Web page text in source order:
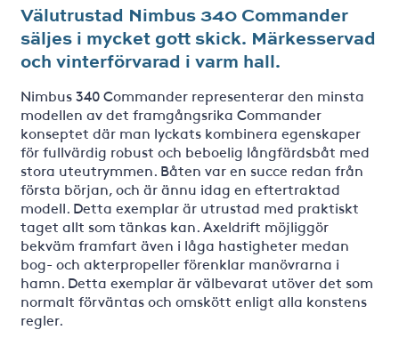
Välutrustad Nimbus 340 Commander
säljes i mycket gott skick. Märkesservad
och vinterförvarad i varm hall.
Nimbus 340 Commander representerar den minsta
modellen av det framgångsrika Commander
konseptet där man lyckats kombinera egenskaper
för fullvärdig robust och beboelig långfärdsbåt med
stora uteutrymmen. Båten var en succe redan från
första början, och är ännu idag en eftertraktad
modell. Detta exemplar är utrustad med praktiskt
taget allt som tänkas kan. Axeldrift möjliggör
bekväm framfart även i låga hastigheter medan
bog- och akterpropeller förenklar manövrarna i
hamn. Detta exemplar är välbevarat utöver det som
normalt förväntas och omskött enligt alla konstens
regler.